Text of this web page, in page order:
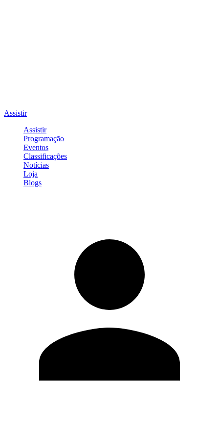
Assistir
Assistir
Programação
Eventos
Classificações
Notícias
Loja
Blogs